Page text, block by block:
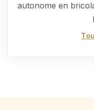
autonome en